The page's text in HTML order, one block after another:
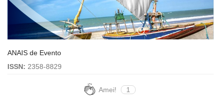
ANAIS de Evento
ISSN: 2358-8829
Amei! 1